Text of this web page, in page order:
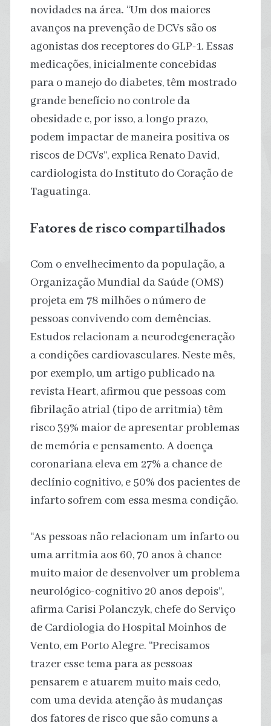
novidades na área. “Um dos maiores
avanços na prevenção de DCVs são os
agonistas dos receptores do GLP-1. Essas
medicações, inicialmente concebidas
para o manejo do diabetes, têm mostrado
grande benefício no controle da
obesidade e, por isso, a longo prazo,
podem impactar de maneira positiva os
riscos de DCVs”, explica Renato David,
cardiologista do Instituto do Coração de
Taguatinga.
Fatores de risco compartilhados
Com o envelhecimento da população, a
Organização Mundial da Saúde (OMS)
projeta em 78 milhões o número de
pessoas convivendo com demências.
Estudos relacionam a neurodegeneração
a condições cardiovasculares. Neste mês,
por exemplo, um artigo publicado na
revista Heart, afirmou que pessoas com
fibrilação atrial (tipo de arritmia) têm
risco 39% maior de apresentar problemas
de memória e pensamento. A doença
coronariana eleva em 27% a chance de
declínio cognitivo, e 50% dos pacientes de
infarto sofrem com essa mesma condição.
“As pessoas não relacionam um infarto ou
uma arritmia aos 60, 70 anos à chance
muito maior de desenvolver um problema
neurológico-cognitivo 20 anos depois”,
afirma Carisi Polanczyk, chefe do Serviço
de Cardiologia do Hospital Moinhos de
Vento, em Porto Alegre. “Precisamos
trazer esse tema para as pessoas
pensarem e atuarem muito mais cedo,
com uma devida atenção às mudanças
dos fatores de risco que são comuns a